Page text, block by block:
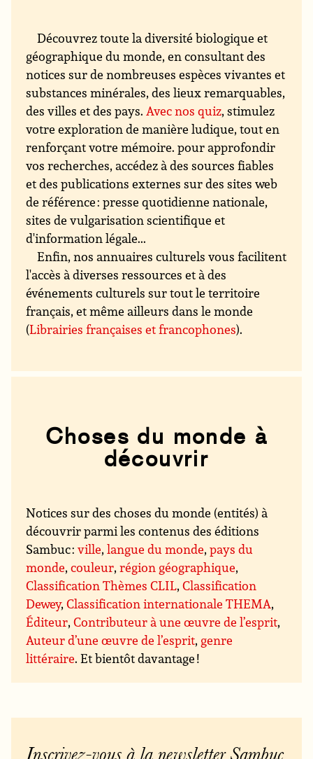
Découvrez toute la diversité biologique et
géographique du monde, en consultant des
notices sur de nombreuses espèces vivantes et
substances minérales, des lieux remarquables,
des villes et des pays. Avec nos quiz, stimulez
votre exploration de manière ludique, tout en
renforçant votre mémoire. pour approfondir
vos recherches, accédez à des sources fiables
et des publications externes sur des sites web
de référence : presse quotidienne nationale,
sites de vulgarisation scientifique et
d'information légale...
Enfin, nos annuaires culturels vous facilitent
l'accès à diverses ressources et à des
événements culturels sur tout le territoire
français, et même ailleurs dans le monde
(Librairies françaises et francophones).
Choses du monde à
découvrir
Notices sur des choses du monde (entités) à
découvrir parmi les contenus des éditions
Sambuc :ville,langue du monde,pays du
monde,couleur,région géographique,
Classification Thèmes CLIL,Classification
Dewey,Classification internationale THEMA,
Éditeur,Contributeur à une œuvre de l’esprit,
Auteur d’une œuvre de l’esprit, genre
littéraire. Et bientôt davantage !